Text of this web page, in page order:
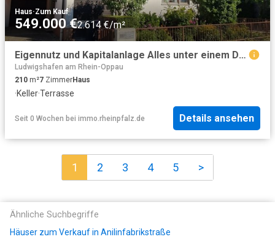
Haus·Zum Kauf
549.000 €2.614 €/m²
Eigennutz und Kapitalanlage Alles unter einem Dach!
Ludwigshafen am Rhein-Oppau
210 m²7 ZimmerHaus
·Keller·Terrasse
Seit 0 Wochen bei immo.rheinpfalz.de Details ansehen
1 2 3 4 5 >
Ähnliche Suchbegriffe
Häuser zum Verkauf in Anilinfabrikstraße